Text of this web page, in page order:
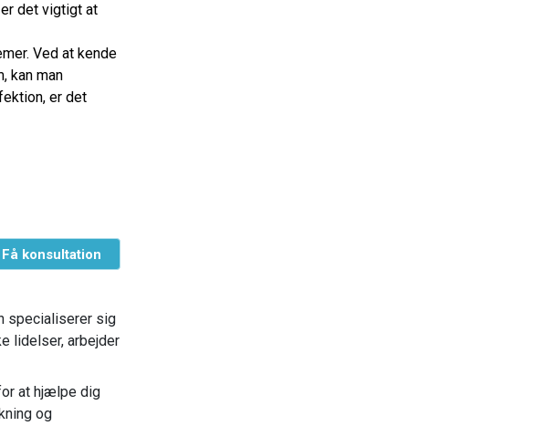
det vigtigt at
Ved at kende
kan man
er det
Få konsultation
specialiserer sig
lidelser, arbejder
at hjælpe dig
og